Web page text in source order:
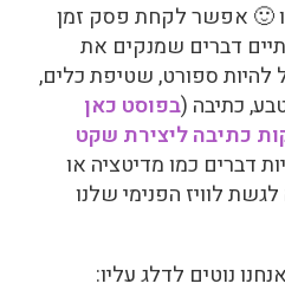
🙂 אפשר לקחת פסק זמן
דברים שמנקים את
להיות ספורט, שטיפת כלים,
כתיבה (בפוסט כאן
כתיבה ליצירת שקט
דברים כמו מדיטציה או
לוויז הפנימי שלנו
נוטים לדלג עליו: